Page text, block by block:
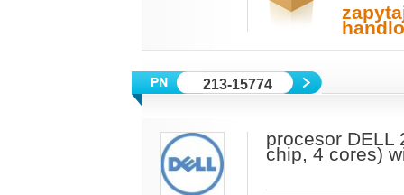
213-15774
procesor DELL
chip, 4 cores)